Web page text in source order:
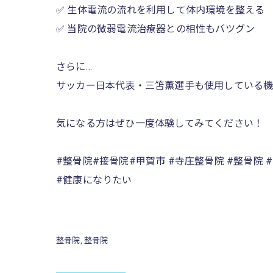
✅ 生体電流の流れを利用して体内環境を整える
✅ 当院の微弱電流治療器との相性もバツグン
さらに…
サッカー日本代表・三笘薫選手も使用している
気になる方はぜひ一度体験してみてください！
#整骨院#接骨院#甲賀市 #寺庄整骨院 #整骨院
#健康になりたい
整骨院 整骨院